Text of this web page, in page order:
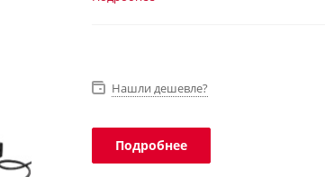
Нашли дешевле?
Подробнее